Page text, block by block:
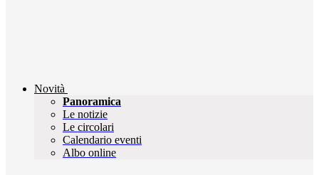
Novità
Panoramica
Le notizie
Le circolari
Calendario eventi
Albo online